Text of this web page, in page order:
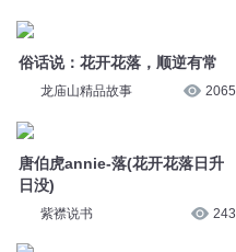
俗话说：花开花落，顺逆有常
龙庙山精品故事 2065
唐伯虎annie-落(花开花落日升
日没)
紫襟说书 243